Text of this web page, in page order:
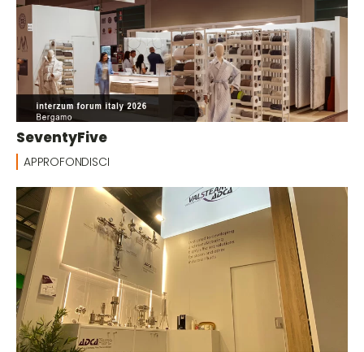
SeventyFive
APPROFONDISCI